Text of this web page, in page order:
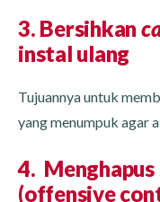
3. Bersihkan
instal ulang
Tujuannya untuk
yang menumpuk agar
4.
(offensive